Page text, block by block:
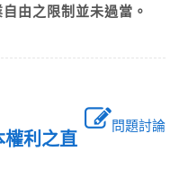
由之限制並未過當。
問題討論
權利之直